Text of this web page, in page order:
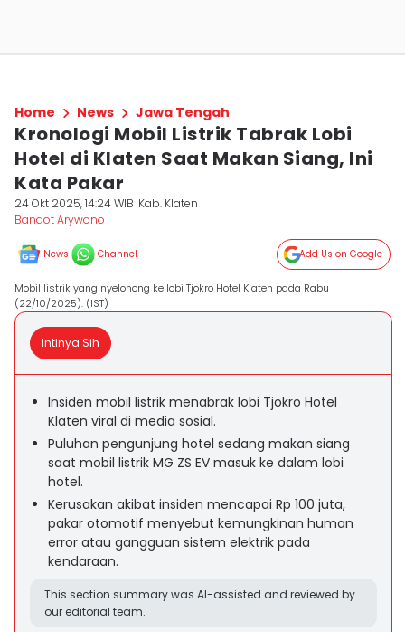
Home News Jawa Tengah
Kronologi Mobil Listrik Tabrak Lobi
Hotel di Klaten Saat Makan Siang, Ini
Kata Pakar
24 Okt 2025, 14:24 WIB Kab. Klaten
Bandot Arywono
News Channel Add Us on Google
Mobil listrik yang nyelonong ke lobi Tjokro Hotel Klaten pada Rabu
(22/10/2025). (IST)
Intinya Sih
Insiden mobil listrik menabrak lobi Tjokro Hotel
Klaten viral di media sosial.
Puluhan pengunjung hotel sedang makan siang
saat mobil listrik MG ZS EV masuk ke dalam lobi
hotel.
Kerusakan akibat insiden mencapai Rp 100 juta,
pakar otomotif menyebut kemungkinan human
error atau gangguan sistem elektrik pada
kendaraan.
This section summary was AI-assisted and reviewed by
our editorial team.